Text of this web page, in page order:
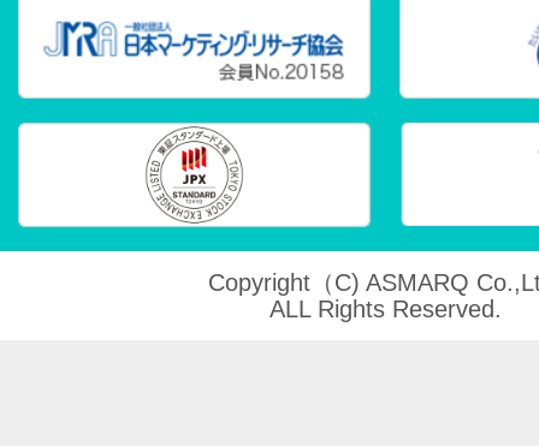
Copyright（C) ASMARQ
ALL Rights Reserved.